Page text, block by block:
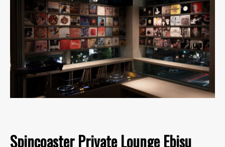
Spincoaster Private Lounge Ebisu